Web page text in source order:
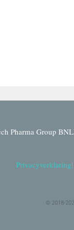
Pharma Group
Privacyverklaring|
© 2018-